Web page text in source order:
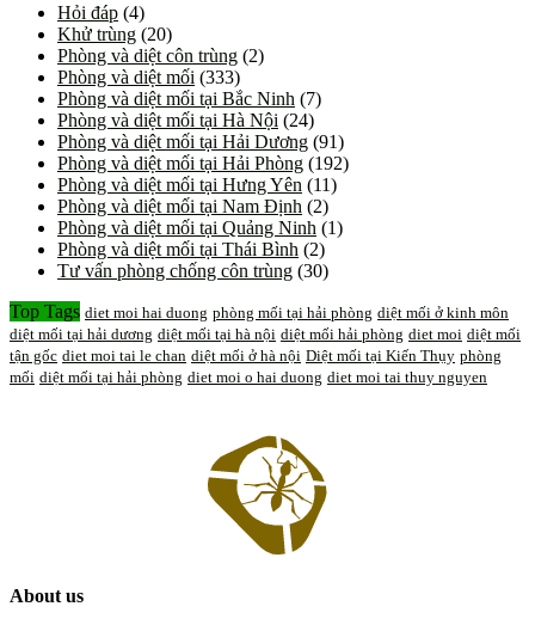
Hỏi đáp (4)
Khử trùng (20)
Phòng và diệt côn trùng (2)
Phòng và diệt mối (333)
Phòng và diệt mối tại Bắc Ninh (7)
Phòng và diệt mối tại Hà Nội (24)
Phòng và diệt mối tại Hải Dương (91)
Phòng và diệt mối tại Hải Phòng (192)
Phòng và diệt mối tại Hưng Yên (11)
Phòng và diệt mối tại Nam Định (2)
Phòng và diệt mối tại Quảng Ninh (1)
Phòng và diệt mối tại Thái Bình (2)
Tư vấn phòng chống côn trùng (30)
Top Tags diet moi hai duong phòng mối tại hải phòng diệt mối ở kinh môn
diệt mối tại hải dương diệt mối tại hà nội diệt mối hải phòng diet moi diệt mối
tận gốc diet moi tai le chan diệt mối ở hà nội Diệt mối tại Kiến Thụy phòng
mối diệt mối tại hải phòng diet moi o hai duong diet moi tai thuy nguyen
About us